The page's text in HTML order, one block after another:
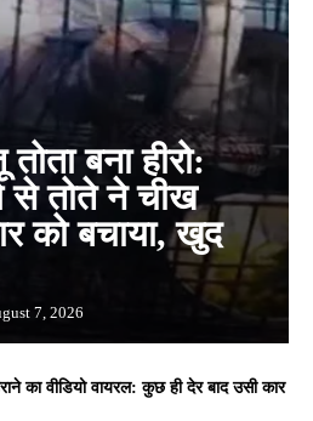
बना हीरो:
से तोते ने चीख
को बचाया, खुद
7, 2026
का वीडियो वायरल: कुछ ही देर बाद उसी कार